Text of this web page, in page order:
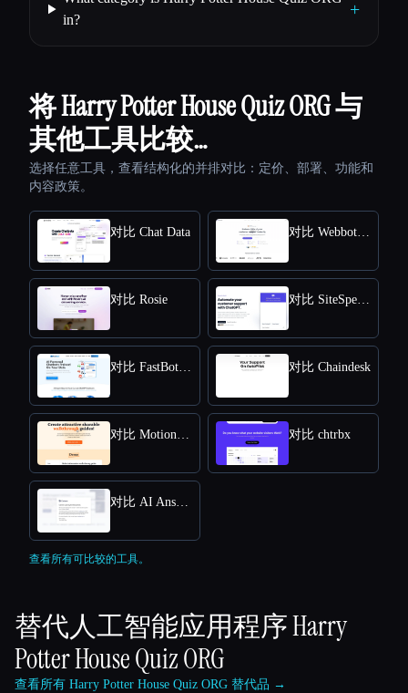
in?
+
将 Harry Potter House Quiz ORG 与
其他工具比较…
选择任意工具，查看结构化的并排对比：定价、部署、功能和
内容政策。
对比 Chat Data 对比 Webbotify
对比 Rosie 对比 SiteSpeakAI
对比 FastBots.ai 对比 Chaindesk
对比 MotionShot 对比 chtrbx
对比 AI Answers by Cohere
查看所有可比较的工具。
替代人工智能应用程序Harry
Potter House Quiz ORG
查看所有 Harry Potter House Quiz ORG 替代品 →